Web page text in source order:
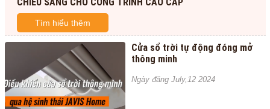
Tìm hiểu thêm
Cửa sổ trời tự động đóng mở
thông minh
Ngày đăng July,12 2024